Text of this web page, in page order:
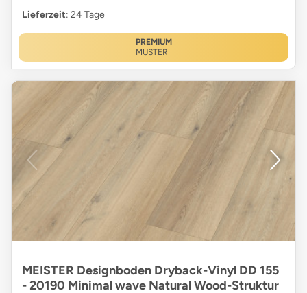
Lieferzeit: 24 Tage
PREMIUM
MUSTER
MEISTER Designboden Dryback-Vinyl DD 155
- 20190 Minimal wave Natural Wood-Struktur